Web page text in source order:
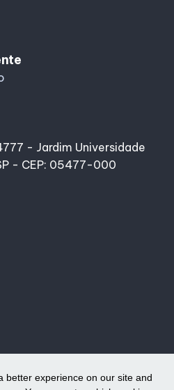
better experience on our site and
- Jardim Universidade
- CEP: 05477-000